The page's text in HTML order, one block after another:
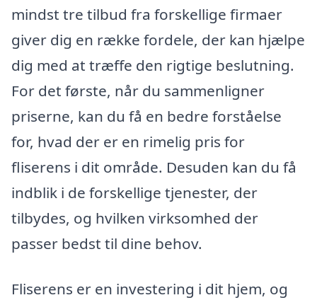
mindst tre tilbud fra forskellige firmaer
giver dig en række fordele, der kan hjælpe
dig med at træffe den rigtige beslutning.
For det første, når du sammenligner
priserne, kan du få en bedre forståelse
for, hvad der er en rimelig pris for
fliserens i dit område. Desuden kan du få
indblik i de forskellige tjenester, der
tilbydes, og hvilken virksomhed der
passer bedst til dine behov.
Fliserens er en investering i dit hjem, og